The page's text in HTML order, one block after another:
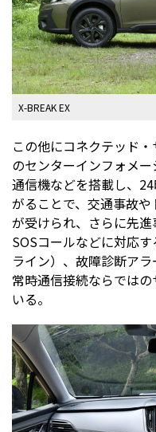
X-BREAK EX
この他にコネクテッド
のセンターインフォメ
通信機などを搭載し、
がることで、交通事故
が受けられ、さらに先進
SOSコールなどに対応
ライン）、故障診断アラ
常時通信接続ならでは
いる。